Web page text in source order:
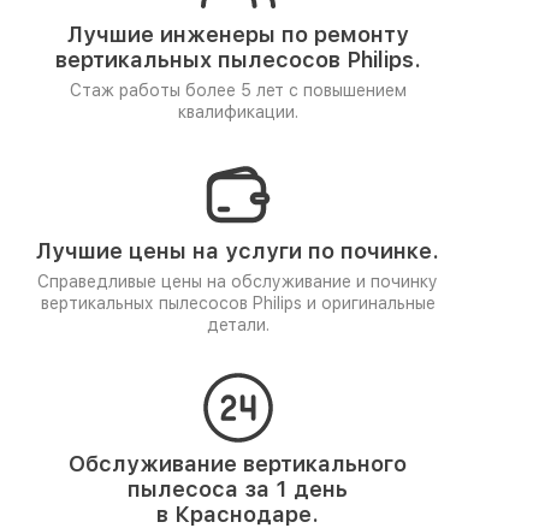
Лучшие инженеры по ремонту
вертикальных пылесосов Philips.
Стаж работы более 5 лет с повышением
квалификации.
Лучшие цены на услуги по починке.
Справедливые цены на обслуживание и починку
вертикальных пылесосов Philips и оригинальные
детали.
Обслуживание вертикального
пылесоса за 1 день
в Краснодаре.